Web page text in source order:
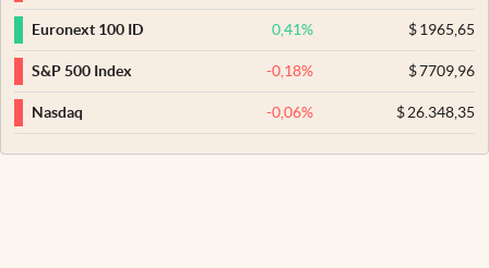
Euronext 100 ID 0,41% $1965,65
S&P 500 Index -0,18% $7709,96
Nasdaq -0,06% $26.348,35